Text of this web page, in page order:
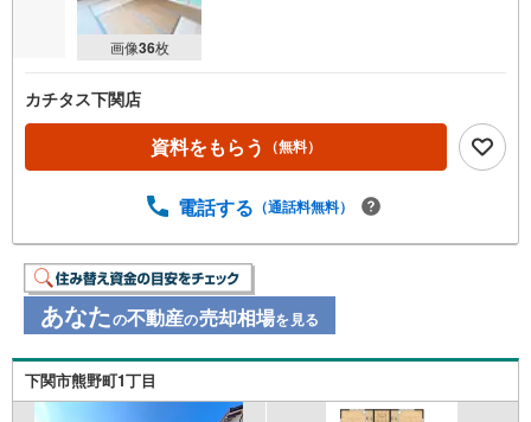
画像36枚
カチタス下関店
資料をもらう （無料）
電話する （通話料無料）
あなたの不動産の売却相場を見る
下関市熊野町1丁目